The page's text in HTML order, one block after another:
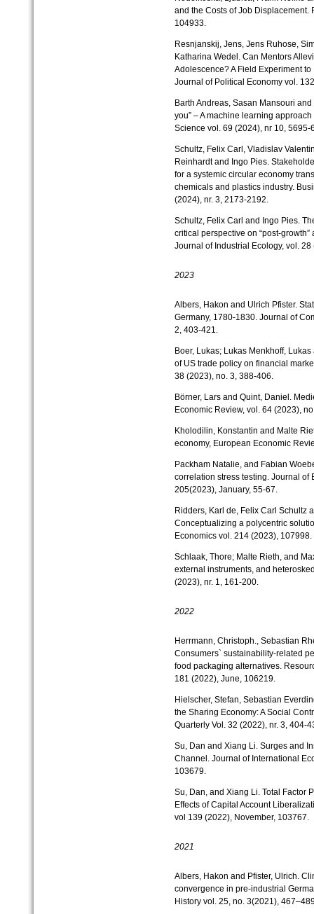
and the Costs of Job Displacement.
104933.
Resnjanskij, Jens, Jens Ruhose,
Katharina Wedel. Can Mentors
Adolescence? A Field Experiment
Journal of Political Economy vol.
Barth Andreas, Sasan Mansouri
you” – A machine learning
Science vol. 69 (2024), nr 10, 5695-
Schultz, Felix Carl, Vladislav
Reinhardt and Ingo Pies.
for a systemic circular economy
chemicals and plastics industry.
(2024), nr. 3, 2173-2192.
Schultz, Felix Carl and Ingo Pies.
critical perspective on “post-
Journal of Industrial Ecology, vol. 28
2023
Albers, Hakon and Ulrich Pfister.
Germany, 1780-1830. Journal of
2, 403-421.
Boer, Lukas; Lukas Menkhoff,
of US trade policy on financial
38 (2023), no. 3, 388-406.
Börner, Lars and Quint, Daniel.
Economic Review, vol. 64 (2023),
Kholodilin, Konstantin and Malte
economy, European Economic
Packham Natalie, and Fabian
correlation stress testing. Journal of
205(2023), January, 55-67.
Ridders, Karl de, Felix Carl Schultz
Conceptualizing a polycentric
Economics vol. 214 (2023), 107998.
Schlaak, Thore; Malte Rieth, and
external instruments, and
(2023), nr. 1, 161-200.
2022
Herrmann, Christoph., Sebastian
Consumers` sustainability-related
food packaging alternatives.
181 (2022), June, 106219.
Hielscher, Stefan, Sebastian
the Sharing Economy: A Social
Quarterly Vol. 32 (2022), nr. 3, 404-
Su, Dan and Xiang Li. Surges and
Channel. Journal of International
103679.
Su, Dan, and Xiang Li. Total Factor
Effects of Capital Account
vol 139 (2022), November, 103767.
2021
Albers, Hakon and Pfister, Ulrich.
convergence in pre-industrial
History vol. 25, no. 3(2021),